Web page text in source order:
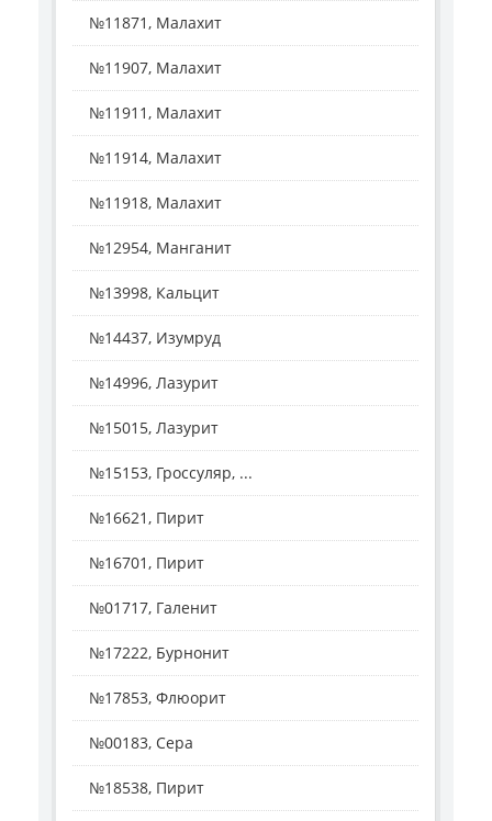
№11871, Малахит
№11907, Малахит
№11911, Малахит
№11914, Малахит
№11918, Малахит
№12954, Манганит
№13998, Кальцит
№14437, Изумруд
№14996, Лазурит
№15015, Лазурит
№15153, Гроссуляр, ...
№16621, Пирит
№16701, Пирит
№01717, Галенит
№17222, Бурнонит
№17853, Флюорит
№00183, Сера
№18538, Пирит